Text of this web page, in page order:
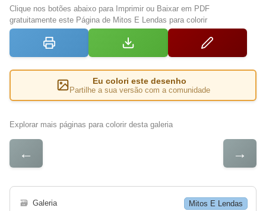
Clique nos botões abaixo para Imprimir ou Baixar em PDF
gratuitamente este Página de Mitos E Lendas para colorir
Eu colori este desenho
Partilhe a sua versão com a comunidade
Explorar mais páginas para colorir desta galeria
← →
🗃 Galeria Mitos E Lendas